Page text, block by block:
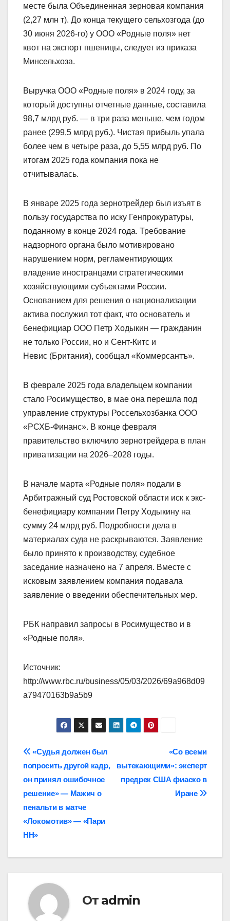
месте была Объединенная зерновая компания
(2,27 млн т). До конца текущего сельхозгода (до
30 июня 2026-го) у ООО «Родные поля» нет
квот на экспорт пшеницы, следует из приказа
Минсельхоза.
Выручка ООО «Родные поля» в 2024 году, за
который доступны отчетные данные, составила
98,7 млрд руб. — в три раза меньше, чем годом
ранее (299,5 млрд руб.). Чистая прибыль упала
более чем в четыре раза, до 5,55 млрд руб. По
итогам 2025 года компания пока не
отчитывалась.
В январе 2025 года зернотрейдер был изъят в
пользу государства по иску Генпрокуратуры,
поданному в конце 2024 года. Требование
надзорного органа было мотивировано
нарушением норм, регламентирующих
владение иностранцами стратегическими
хозяйствующими субъектами России.
Основанием для решения о национализации
актива послужил тот факт, что основатель и
бенефициар ООО Петр Ходыкин — гражданин
не только России, но и Сент-Китс и
Невис (Британия), сообщал «Коммерсантъ».
В феврале 2025 года владельцем компании
стало Росимущество, в мае она перешла под
управление структуры Россельхозбанка ООО
«РСХБ-Финанс». В конце февраля
правительство включило зернотрейдера в план
приватизации на 2026–2028 годы.
В начале марта «Родные поля» подали в
Арбитражный суд Ростовской области иск к экс-
бенефициару компании Петру Ходыкину на
сумму 24 млрд руб. Подробности дела в
материалах суда не раскрываются. Заявление
было принято к производству, судебное
заседание назначено на 7 апреля. Вместе с
исковым заявлением компания подавала
заявление о введении обеспечительных мер.
РБК направил запросы в Росимущество и в
«Родные поля».
Источник:
http://www.rbc.ru/business/05/03/2026/69a968d09
a79470163b9a5b9
Навигация
по
записям
«Со всеми
вытекающими»: эксперт
предрек США фиаско в
Иране
«Судья должен был
попросить другой кадр,
он принял ошибочное
решение» — Мажич о
пенальти в матче
«Локомотив» — «Пари
НН»
От admin